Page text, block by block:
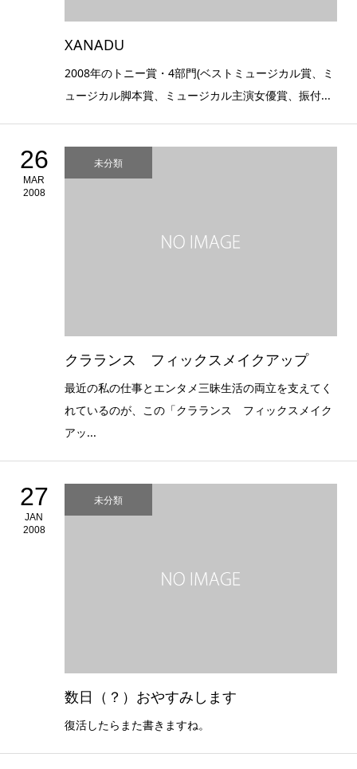
XANADU
2008年のトニー賞・4部門(ベストミュージカル賞、ミ
ュージカル脚本賞、ミュージカル主演女優賞、振付...
26
MAR
2008
未分類
クラランス フィックスメイクアップ
最近の私の仕事とエンタメ三昧生活の両立を支えてく
れているのが、この「クラランス フィックスメイク
アッ...
27
JAN
2008
未分類
数日（？）おやすみします
復活したらまた書きますね。